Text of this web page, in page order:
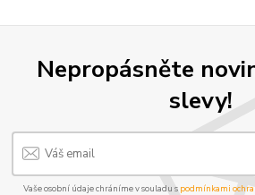
Nepropásněte
slevy!
Vaše osobní údaje chráníme v souladu s podmínkami